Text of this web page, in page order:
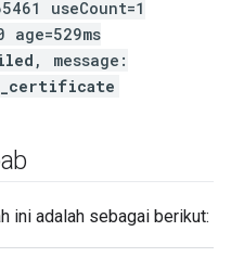
useCount=1
, message:
ini adalah sebagai berikut: